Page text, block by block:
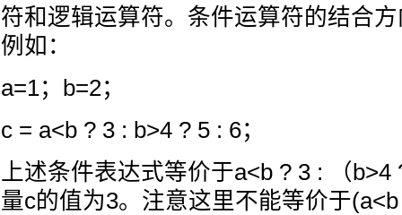
符和逻辑运算符。条件运算符的结合方
例如：
a=1；b=2；
c = a<b ? 3 : b>4 ? 5 : 6；
上述条件表达式等价于a<b ? 3 : （
量c的值为3。注意这里不能等价于